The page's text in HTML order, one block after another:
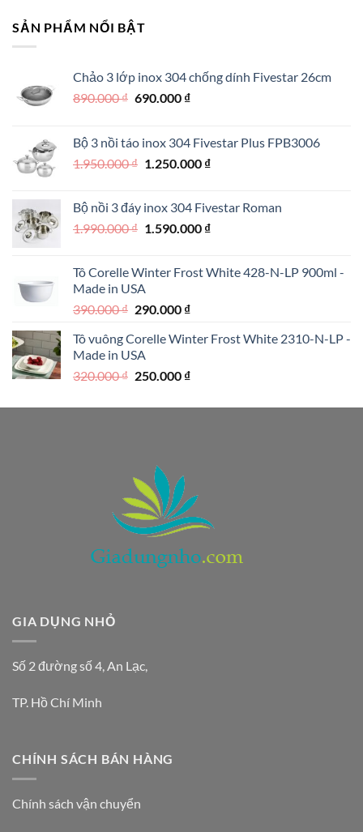
1.590.000 ₫.
SẢN PHẨM NỔI BẬT
Chảo 3 lớp inox 304 chống dính Fivestar 26cm
890.000₫ Giá
890.000 ₫.
690.000 ₫Giá
là:
690.000 ₫.
Bộ 3 nồi táo inox 304 Fivestar Plus FPB3006
1.950.000₫ Giá
1.950.000 ₫.
1.250.000 ₫Giá
là:
1.250.000 ₫.
Bộ nồi 3 đáy inox 304 Fivestar Roman
1.990.000₫ Giá
1.990.000 ₫.
1.590.000 ₫Giá
là:
Tô Corelle Winter Frost White 428-N-LP 900ml -
Made in USA
390.000₫ Giá
là:
390.000 ₫.
290.000 ₫Giá
tại
290.000 ₫.
Tô vuông Corelle Winter Frost White 2310-N-LP -
Made in USA
320.000₫ Giá
là:
250.000 ₫Giá
tại
GIA DỤNG NHỎ
Số 2 đường số 4, An Lạc,
TP. Hồ Chí Minh
CHÍNH SÁCH BÁN HÀNG
Chính sách vận chuyển